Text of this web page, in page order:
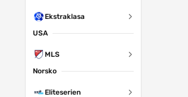
Ekstraklasa
USA
MLS
Norsko
Eliteserien